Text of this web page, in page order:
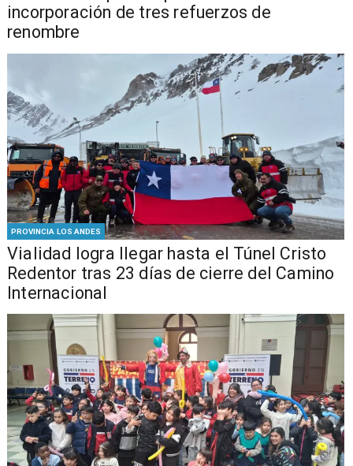
incorporación de tres refuerzos de
renombre
PROVINCIA LOS ANDES
Vialidad logra llegar hasta el Túnel Cristo
Redentor tras 23 días de cierre del Camino
Internacional